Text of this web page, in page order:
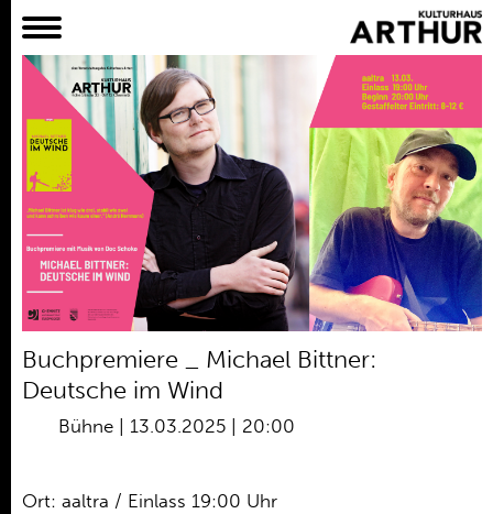
Planer
Konzert
Bühne
Workshop
Kreativangebote
Archiv
Aktuelles
Projekte
Verein
Ehrenamt
Buchpremiere _ Michael Bittner:
Deutsche im Wind
Bühne 13.03.2025 | 20:00
Ort: aaltra / Einlass 19:00 Uhr